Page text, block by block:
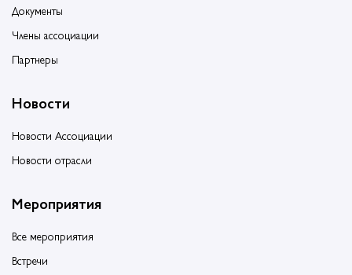
Документы
Члены ассоциации
Партнеры
Новости
Новости Ассоциации
Новости отрасли
Мероприятия
Все мероприятия
Встречи